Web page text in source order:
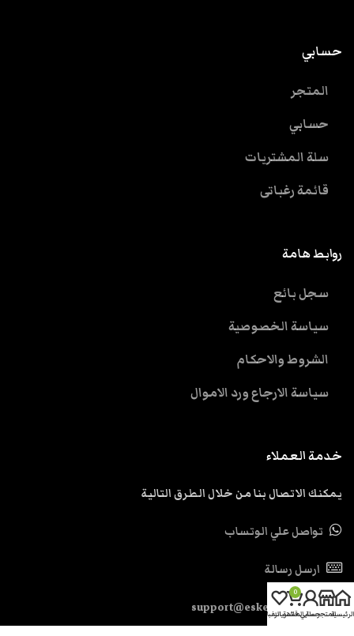
حسابي
المتجر
حسابي
سلة المشتريات
قائمة رغباتى
روابط هامة
سجل بائع
سياسة الخصوصية
الشروط والاحكام
سياسة الارجاع ورد الاموال
خدمة العملاء
يمكنك الاتصال بنا من خلال الطرق التالية
تواصل علي الوتساب
ارسل رسالة
support@eskendria.com الرئيسيةالمتجرحسابي
0
سلة المشتريات
قائمة الرغبات